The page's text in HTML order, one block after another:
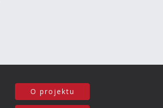
O projektu